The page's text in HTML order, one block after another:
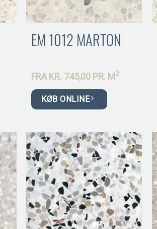
EM 1012 MARTON
FRA KR. 745,00 PR. M2
KØB ONLINE